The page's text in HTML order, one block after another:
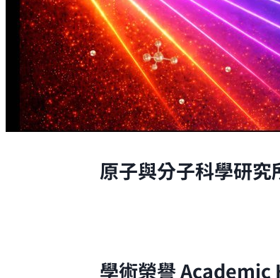
原子與分子科學研究
學術榮譽Academic